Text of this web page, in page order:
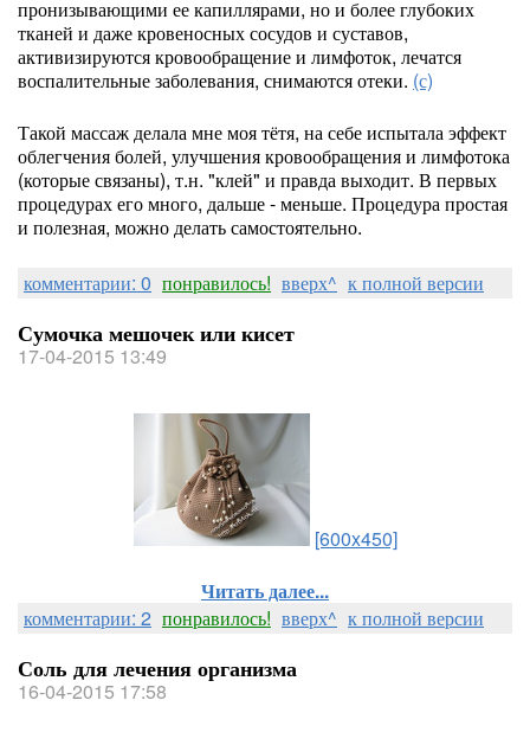
пронизывающими ее капиллярами, но и более глубоких
тканей и даже кровеносных сосудов и суставов,
активизируются кровообращение и лимфоток, лечатся
воспалительные заболевания, снимаются отеки. (с)
Такой массаж делала мне моя тётя, на себе испытала эффект
облегчения болей, улучшения кровообращения и лимфотока
(которые связаны), т.н. "клей" и правда выходит. В первых
процедурах его много, дальше - меньше. Процедура простая
и полезная, можно делать самостоятельно.
комментарии: 0 понравилось! вверх^ к полной версии
Сумочка мешочек или кисет
17-04-2015 13:49
[600x450]
Читать далее...
комментарии: 2 понравилось! вверх^ к полной версии
Соль для лечения организма
16-04-2015 17:58